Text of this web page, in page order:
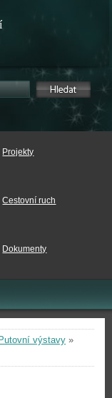
Projekty
Cestovní ruch
Dokumenty
Putovní výstavy »